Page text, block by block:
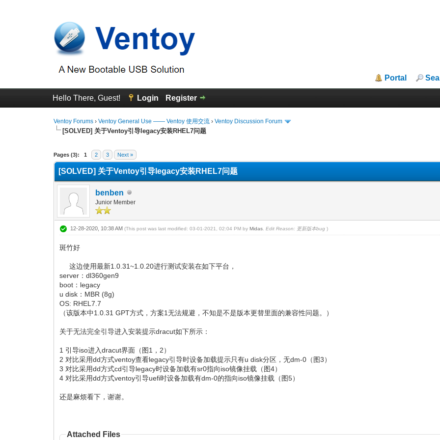
Portal
Hello There, Guest! Login Register
Ventoy Forums ›Ventoy General Use —— Ventoy 使用交流 ›Ventoy Discussion Forum
[SOLVED] 关于Ventoy引导legacy安装RHEL7问题
Pages (3): 1 2 3 Next »
1 Vote(s) - 1 Average
1
2
3
4
5
[SOLVED] 关于Ventoy引导legacy安装RHEL7问题
benben
Junior Member
12-28-2020, 10:38 AM(This post was last modified: 03-01-2021, 02:04 PM byMidas Edit Reason: 更新版本bug )
斑竹好
这边使用最新1.0.31~1.0.20进行测试安装在如下平台，
server：dl360gen9
boot：legacy
u disk：MBR (8g)
OS: RHEL7.7
（该版本中1.0.31 GPT方式，方案1无法规避，不知是不是版本更替里面的兼容性问题。）
关于无法完全引导进入安装提示dracut如下所示：
1 引导iso进入dracut界面（图1，2）
2 对比采用dd方式ventoy查看legacy引导时设备加载提示只有u disk分区，无dm-0（图3）
3 对比采用dd方式cd引导legacy时设备加载有sr0指向iso镜像挂载（图4）
4 对比采用dd方式ventoy引导uefi时设备加载有dm-0的指向iso镜像挂载（图5）
还是麻烦看下，谢谢。
Attached Files